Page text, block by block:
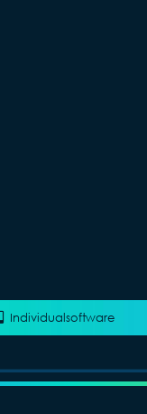
Individualsoftware